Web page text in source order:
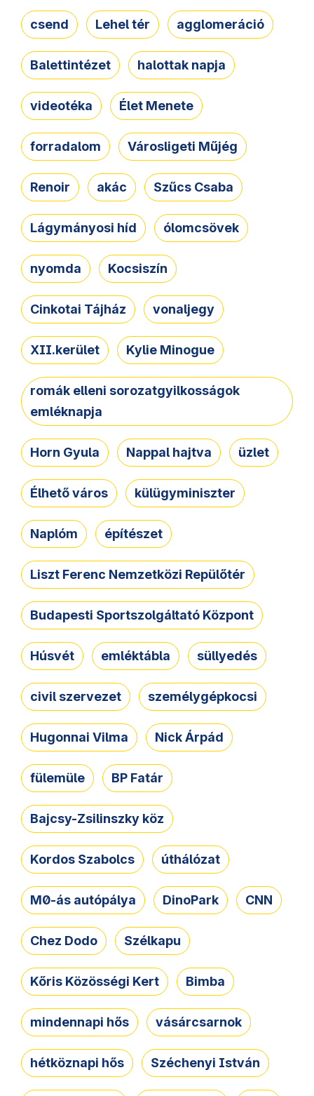
csend Lehel tér agglomeráció
Balettintézet halottak napja
videotéka Élet Menete
forradalom Városligeti Műjég
Renoir akác Szűcs Csaba
Lágymányosi híd ólomcsövek
nyomda Kocsiszín
Cinkotai Tájház vonaljegy
XII.kerület Kylie Minogue
romák elleni sorozatgyilkosságok
emléknapja
Horn Gyula Nappal hajtva üzlet
Élhető város külügyminiszter
Naplóm építészet
Liszt Ferenc Nemzetközi Repülőtér
Budapesti Sportszolgáltató Központ
Húsvét emléktábla süllyedés
civil szervezet személygépkocsi
Hugonnai Vilma Nick Árpád
fülemüle BP Fatár
Bajcsy-Zsilinszky köz
Kordos Szabolcs úthálózat
M0-ás autópálya DinoPark CNN
Chez Dodo Szélkapu
Kőris Közösségi Kert Bimba
mindennapi hős vásárcsarnok
hétköznapi hős Széchenyi István